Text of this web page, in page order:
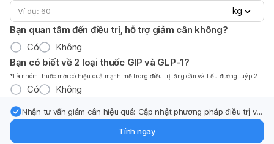
kg
Bạn quan tâm đến điều trị, hỗ trợ giảm cân không?
Có
Không
Bạn có biết về 2 loại thuốc GIP và GLP-1?
*Là nhóm thuốc mới có hiệu quả mạnh mẽ trong điều trị tăng cần và tiểu đường tuýp 2.
Có Không
Nhận tư vấn giảm cân hiệu quả: Cập nhật phương pháp điều trị và
Tính ngay